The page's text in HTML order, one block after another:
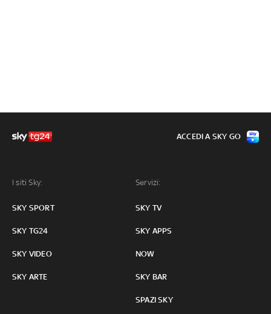
I siti Sky:
SKY SPORT
SKY TG24
SKY VIDEO
SKY ARTE
Servizi:
SKY TV
SKY APPS
NOW
SKY BAR
SPAZI SKY
ACCEDI A SKY GO